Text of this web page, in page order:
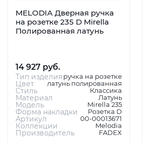
MELODIA Дверная ручка
на розетке 235 D Mirella
Полированная латунь
14 927 руб.
Тип изделия ручка на розетке
Цвет латунь полированная
Стиль Классика
Материал Латунь
Модель Mirella 235
Форма накладки Розетка D
Артикул 00-00013671
Коллекции Melodia
Производитель FADEX